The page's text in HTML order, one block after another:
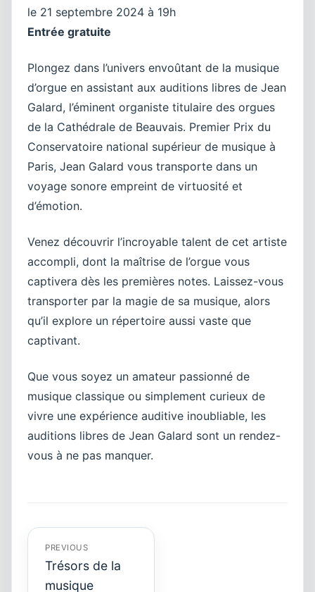
le 21 septembre 2024 à 19h
Entrée gratuite
Plongez dans l’univers envoûtant de la musique
d’orgue en assistant aux auditions libres de Jean
Galard, l’éminent organiste titulaire des orgues
de la Cathédrale de Beauvais. Premier Prix du
Conservatoire national supérieur de musique à
Paris, Jean Galard vous transporte dans un
voyage sonore empreint de virtuosité et
d’émotion.
Venez découvrir l’incroyable talent de cet artiste
accompli, dont la maîtrise de l’orgue vous
captivera dès les premières notes. Laissez-vous
transporter par la magie de sa musique, alors
qu’il explore un répertoire aussi vaste que
captivant.
Que vous soyez un amateur passionné de
musique classique ou simplement curieux de
vivre une expérience auditive inoubliable, les
auditions libres de Jean Galard sont un rendez-
vous à ne pas manquer.
de
l’article
PREVIOUS
Trésors de la
musique